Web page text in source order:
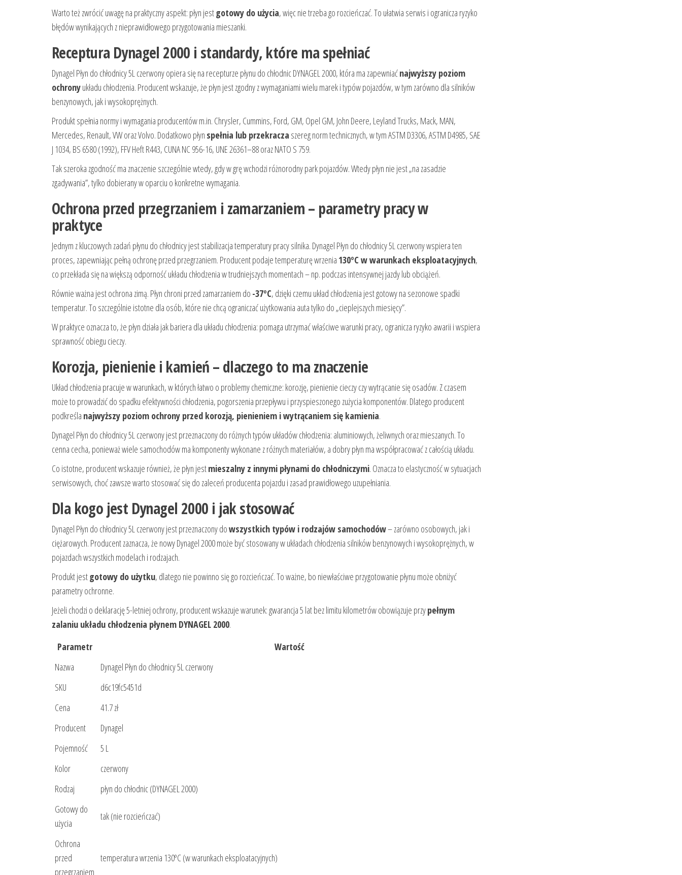
Warto też zwrócić uwagę na praktyczny aspekt: płyn jestgotowy do użycia, więc nie trzeba go rozcieńczać. To ułatwia serwis i ogranicza ryzyko
błędów wynikających z nieprawidłowego przygotowania mieszanki.
Receptura Dynagel 2000 i standardy, które ma spełniać
Dynagel Płyn do chłodnicy 5L czerwony opiera się na recepturze płynu do chłodnic DYNAGEL 2000, która ma zapewniaćnajwyższy poziom
ochronyukładu chłodzenia. Producent wskazuje, że płyn jest zgodny z wymaganiami wielu marek i typów pojazdów, w tym zarówno dla silników
benzynowych, jak i wysokoprężnych.
Produkt spełnia normy i wymagania producentów m.in. Chrysler, Cummins, Ford, GM, Opel GM, John Deere, Leyland Trucks, Mack, MAN,
Mercedes, Renault, VW oraz Volvo. Dodatkowo płyn spełnia lub przekracza szereg norm technicznych, w tym ASTM D3306, ASTM D4985, SAE
J 1034, BS 6580 (1992), FFV Heft R443, CUNA NC 956-16, UNE 26361–88 oraz NATO S 759.
Tak szeroka zgodność ma znaczenie szczególnie wtedy, gdy w grę wchodzi różnorodny park pojazdów. Wtedy płyn nie jest „na zasadzie
zgadywania”, tylko dobierany w oparciu o konkretne wymagania.
Ochrona przed przegrzaniem i zamarzaniem – parametry pracy w
praktyce
Jednym z kluczowych zadań płynu do chłodnicy jest stabilizacja temperatury pracy silnika. Dynagel Płyn do chłodnicy 5L czerwony wspiera ten
proces, zapewniając pełną ochronę przed przegrzaniem. Producent podaje temperaturę wrzenia 130ºC w warunkach eksploatacyjnych,
co przekłada się na większą odporność układu chłodzenia w trudniejszych momentach – np. podczas intensywnej jazdy lub obciążeń.
Równie ważna jest ochrona zimą. Płyn chroni przed zamarzaniem do -37ºC, dzięki czemu układ chłodzenia jest gotowy na sezonowe spadki
temperatur. To szczególnie istotne dla osób, które nie chcą ograniczać użytkowania auta tylko do „cieplejszych miesięcy”.
W praktyce oznacza to, że płyn działa jak bariera dla układu chłodzenia: pomaga utrzymać właściwe warunki pracy, ogranicza ryzyko awarii i wspiera
sprawność obiegu cieczy.
Korozja, pienienie i kamień – dlaczego to ma znaczenie
Układ chłodzenia pracuje w warunkach, w których łatwo o problemy chemiczne: korozję, pienienie cieczy czy wytrącanie się osadów. Z czasem
może to prowadzić do spadku efektywności chłodzenia, pogorszenia przepływu i przyspieszonego zużycia komponentów. Dlatego producent
podkreśla najwyższy poziom ochrony przed korozją, pienieniem i wytrącaniem się kamienia.
Dynagel Płyn do chłodnicy 5L czerwony jest przeznaczony do różnych typów układów chłodzenia: aluminiowych, żeliwnych oraz mieszanych. To
cenna cecha, ponieważ wiele samochodów ma komponenty wykonane z różnych materiałów, a dobry płyn ma współpracować z całością układu.
Co istotne, producent wskazuje również, że płyn jestmieszalny z innymi płynami do chłodniczymi. Oznacza to elastyczność w sytuacjach
serwisowych, choć zawsze warto stosować się do zaleceń producenta pojazdu i zasad prawidłowego uzupełniania.
Dla kogo jest Dynagel 2000 i jak stosować
Dynagel Płyn do chłodnicy 5L czerwony jest przeznaczony dowszystkich typów i rodzajów samochodów– zarówno osobowych, jak i
ciężarowych. Producent zaznacza, że nowy Dynagel 2000 może być stosowany w układach chłodzenia silników benzynowych i wysokoprężnych, w
pojazdach wszystkich modelach i rodzajach.
Produkt jestgotowy do użytku, dlatego nie powinno się go rozcieńczać. To ważne, bo niewłaściwe przygotowanie płynu może obniżyć
parametry ochronne.
Jeżeli chodzi o deklarację 5-letniej ochrony, producent wskazuje warunek: gwarancja 5 lat bez limitu kilometrów obowiązuje przypełnym
zalaniu układu chłodzenia płynem DYNAGEL 2000.
Parametr
Wartość
Nazwa
Dynagel Płyn do chłodnicy 5L czerwony
SKU
d6c19fc5451d
Cena
41.7 zł
Producent
Dynagel
Pojemność
5 L
Kolor
czerwony
Rodzaj
płyn do chłodnic (DYNAGEL 2000)
Gotowy do
użycia
tak (nie rozcieńczać)
Ochrona
przed
przegrzaniem
temperatura wrzenia 130ºC (w warunkach eksploatacyjnych)